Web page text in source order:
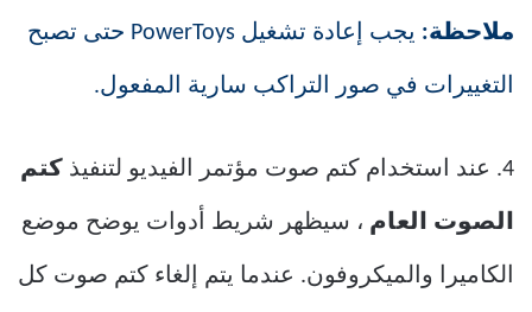
ملاحظة: يجب إعادة تشغيل PowerToys حتى تصبح
التغييرات في صور التراكب سارية المفعول.
4. عند استخدام كتم صوت مؤتمر الفيديو لتنفيذ كتم
الصوت العام ، سيظهر شريط أدوات يوضح موضع
الكاميرا والميكروفون. عندما يتم إلغاء كتم صوت كل